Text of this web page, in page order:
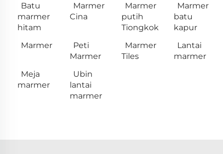
Batu
marmer
hitam
Marmer
Cina
Marmer
putih
Tiongkok
Marmer
batu
kapur
Marmer
Peti
Marmer
Marmer
Tiles
Lantai
marmer
Meja
marmer
Ubin
lantai
marmer